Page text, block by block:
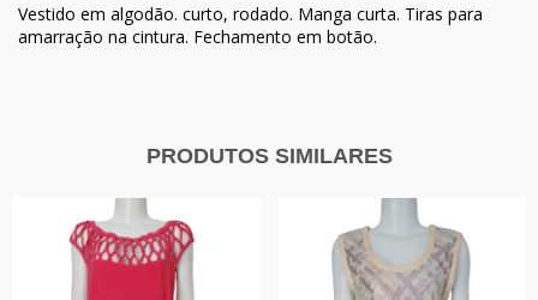
Vestido em algodão. curto, rodado. Manga curta. Tiras para
amarração na cintura. Fechamento em botão.
PRODUTOS SIMILARES